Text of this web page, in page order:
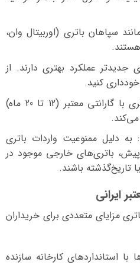
سپاهان باتری (اوربیتال وان،
جدیدتر عملکرد بهتری دارند. از
کنید.
: انتخاب باتری با گارانتی معتبر (12 تا 20 ماه)
: به دلیل ممنوعیت واردات باتری
باتری‌های خارجی موجود در
تاریخ‌گذشته باشند.
ایرانی
مزایای متعددی برای خریداران
با استانداردهای کارخانه سازنده